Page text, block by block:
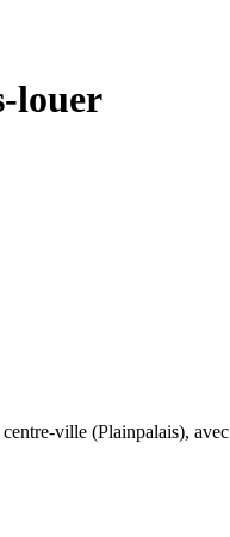
louer
ville (Plainpalais),